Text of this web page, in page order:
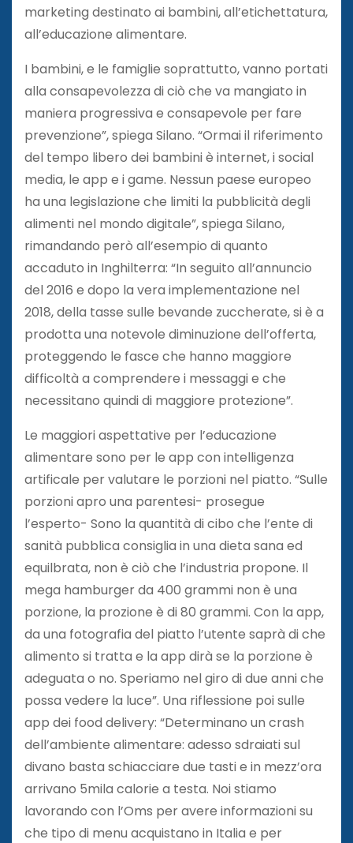
marketing destinato ai bambini, all’etichettatura,
all’educazione alimentare.
I bambini, e le famiglie soprattutto, vanno portati
alla consapevolezza di ciò che va mangiato in
maniera progressiva e consapevole per fare
prevenzione”, spiega Silano. “Ormai il riferimento
del tempo libero dei bambini è internet, i social
media, le app e i game. Nessun paese europeo
ha una legislazione che limiti la pubblicità degli
alimenti nel mondo digitale”, spiega Silano,
rimandando però all’esempio di quanto
accaduto in Inghilterra: “In seguito all’annuncio
del 2016 e dopo la vera implementazione nel
2018, della tasse sulle bevande zuccherate, si è a
prodotta una notevole diminuzione dell’offerta,
proteggendo le fasce che hanno maggiore
difficoltà a comprendere i messaggi e che
necessitano quindi di maggiore protezione”.
Le maggiori aspettative per l’educazione
alimentare sono per le app con intelligenza
artificale per valutare le porzioni nel piatto. “Sulle
porzioni apro una parentesi- prosegue
l’esperto- Sono la quantità di cibo che l’ente di
sanità pubblica consiglia in una dieta sana ed
equilbrata, non è ciò che l’industria propone. Il
mega hamburger da 400 grammi non è una
porzione, la prozione è di 80 grammi. Con la app,
da una fotografia del piatto l’utente saprà di che
alimento si tratta e la app dirà se la porzione è
adeguata o no. Speriamo nel giro di due anni che
possa vedere la luce”. Una riflessione poi sulle
app dei food delivery: “Determinano un crash
dell’ambiente alimentare: adesso sdraiati sul
divano basta schiacciare due tasti e in mezz’ora
arrivano 5mila calorie a testa. Noi stiamo
lavorando con l’Oms per avere informazioni su
che tipo di menu acquistano in Italia e per